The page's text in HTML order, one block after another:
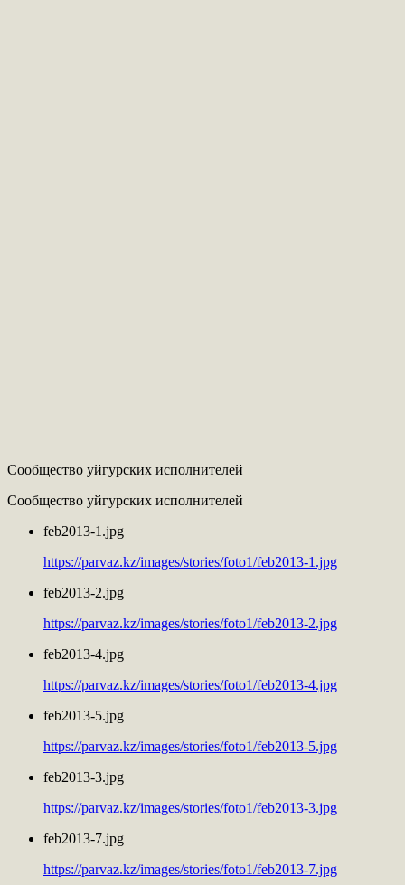
Сообщество уйгурских исполнителей
Сообщество уйгурских исполнителей
feb2013-1.jpg
https://parvaz.kz/images/stories/foto1/feb2013-1.jpg
feb2013-2.jpg
https://parvaz.kz/images/stories/foto1/feb2013-2.jpg
feb2013-4.jpg
https://parvaz.kz/images/stories/foto1/feb2013-4.jpg
feb2013-5.jpg
https://parvaz.kz/images/stories/foto1/feb2013-5.jpg
feb2013-3.jpg
https://parvaz.kz/images/stories/foto1/feb2013-3.jpg
feb2013-7.jpg
https://parvaz.kz/images/stories/foto1/feb2013-7.jpg